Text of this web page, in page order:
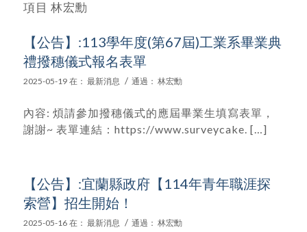
項目 林宏勳
【公告】:113學年度(第67屆)工業系畢業典
禮撥穗儀式報名表單
2025-05-19 在： 最新消息 / 通過： 林宏勳
內容: 煩請參加撥穗儀式的應屆畢業生填寫表單，
謝謝~ 表單連結：https://www.surveycake. […]
【公告】:宜蘭縣政府【114年青年職涯探
索營】招生開始！
2025-05-16 在： 最新消息 / 通過： 林宏勳